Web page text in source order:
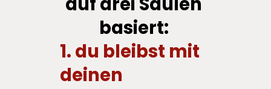
basiert:
1. du bleibst mit
deinen